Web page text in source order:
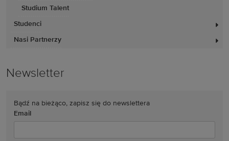
Studium Talent
Studenci
Nasi Partnerzy
Newsletter
Bądź na bieżąco, zapisz się do newslettera
Email